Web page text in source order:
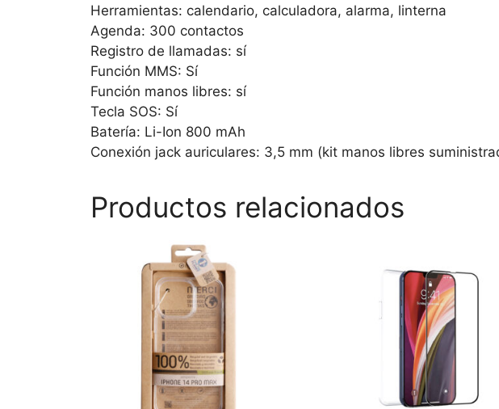
Herramientas: calendario, calculadora, alarma, linterna
Agenda: 300 contactos
Registro de llamadas: sí
Función MMS: Sí
Función manos libres: sí
Tecla SOS: Sí
Batería: Li-Ion 800 mAh
Conexión jack auriculares: 3,5 mm (kit manos libres
Productos relacionados